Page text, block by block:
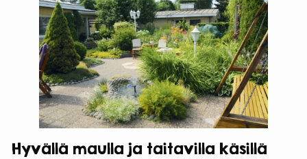
Hyvällä maulla ja taitavilla käsillä